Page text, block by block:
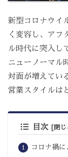
新型コロナウイ
く変容し、アフ
ル時代に突入し
ニューノーマル
対面が増えてい
営業スタイルは
目次
コロナ禍に